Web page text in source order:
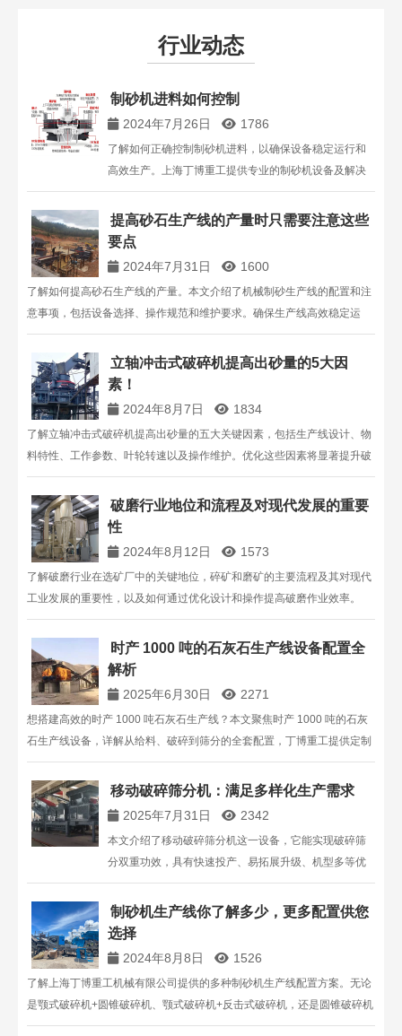
行业动态
制砂机进料如何控制
2024年7月26日 1786
了解如何正确控制制砂机进料，以确保设备稳定运行和
高效生产。上海丁博重工提供专业的制砂机设备及解决
方案，帮助您有效管理人工砂石粉含量，延长设备使用
寿命。如需更多信息，请联系我们。
提高砂石生产线的产量时只需要注意这些
要点
2024年7月31日 1600
了解如何提高砂石生产线的产量。本文介绍了机械制砂生产线的配置和注
意事项，包括设备选择、操作规范和维护要求。确保生产线高效稳定运
行，满足市场需求。
立轴冲击式破碎机提高出砂量的5大因
素！
2024年8月7日 1834
了解立轴冲击式破碎机提高出砂量的五大关键因素，包括生产线设计、物
料特性、工作参数、叶轮转速以及操作维护。优化这些因素将显著提升破
碎机的生产能力和效率。更多详情，请联系上海丁博重工，电话：
13816711123。
破磨行业地位和流程及对现代发展的重要
性
2024年8月12日 1573
了解破磨行业在选矿厂中的关键地位，碎矿和磨矿的主要流程及其对现代
工业发展的重要性，以及如何通过优化设计和操作提高破磨作业效率。
时产 1000 吨的石灰石生产线设备配置全
解析
2025年6月30日 2271
想搭建高效的时产 1000 吨石灰石生产线？本文聚焦时产 1000 吨的石灰
石生产线设备，详解从给料、破碎到筛分的全套配置，丁博重工提供定制
方案，附工艺特点与同行案例，助您快速规划生产线。
移动破碎筛分机：满足多样化生产需求
2025年7月31日 2342
本文介绍了移动破碎筛分机这一设备，它能实现破碎筛
分双重功效，具有快速投产、易拓展升级、机型多等优
势，可满足多样化生产需求。
制砂机生产线你了解多少，更多配置供您
选择
2024年8月8日 1526
了解上海丁博重工机械有限公司提供的多种制砂机生产线配置方案。无论
是颚式破碎机+圆锥破碎机、颚式破碎机+反击式破碎机，还是圆锥破碎机
+制砂机等，我们都能满足不同客户的需求。咨询电话：13816711123。